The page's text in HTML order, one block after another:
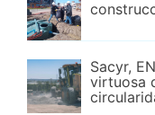
Sacyr,
virtuosa